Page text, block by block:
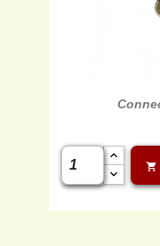
shopping_cart